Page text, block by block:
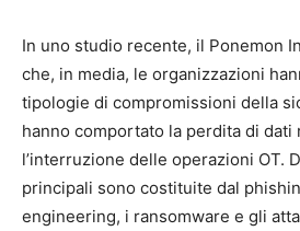
In uno studio recente, il Ponemon
che, in media, le organizzazioni
tipologie di compromissioni della
hanno comportato la perdita di dati
l’interruzione delle operazioni OT.
principali sono costituite dal
engineering, i ransomware e gli